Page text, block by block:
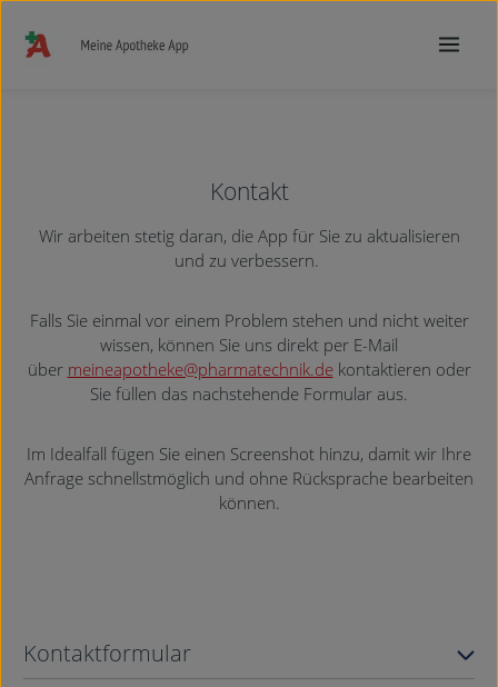
Kontakt
Wir arbeiten stetig daran, die App für Sie zu aktualisieren
und zu verbessern.
Falls Sie einmal vor einem Problem stehen und nicht weiter
wissen, können Sie uns direkt per E-Mail
über meineapotheke@pharmatechnik.dekontaktieren oder
Sie füllen das nachstehende Formular aus.
Im Idealfall fügen Sie einen Screenshot hinzu, damit wir Ihre
Anfrage schnellstmöglich und ohne Rücksprache bearbeiten
können.
Kontaktformular